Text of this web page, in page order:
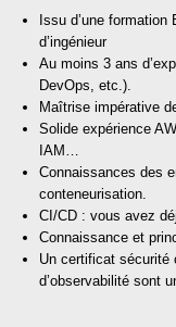
Issu d’une
d’ingénieur
Au moins 3 ans
DevOps, etc.).
Maîtrise impérative
Solide expérience
IAM…
Connaissances des
conteneurisation.
CI/CD : vous avez
Connaissance et
Un certificat sécurité
d’observabilité sont